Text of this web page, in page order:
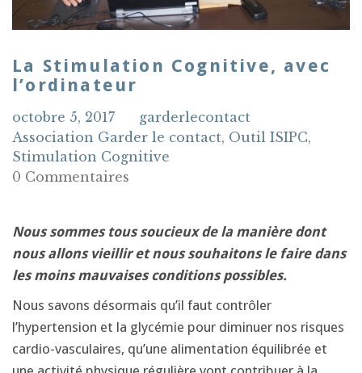
La Stimulation Cognitive, avec
l’ordinateur
octobre 5, 2017
garderlecontact
Association Garder le contact, Outil ISIPC,
Stimulation Cognitive
0 Commentaires
Nous sommes tous soucieux de la manière dont
nous allons vieilliret nous souhaitons le faire dans
les moins mauvaises conditions possibles.
Nous savons désormais qu’il faut contrôler
l’hypertension et la glycémie pour diminuer nos risques
cardio-vasculaires, qu’une alimentation équilibrée et